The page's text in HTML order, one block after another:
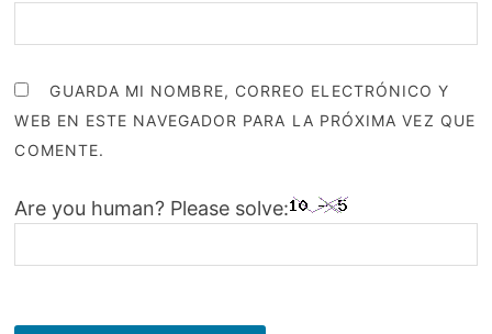
GUARDA MI NOMBRE, CORREO ELECTRÓNICO Y
WEB EN ESTE NAVEGADOR PARA LA PRÓXIMA VEZ QUE
COMENTE.
Are you human? Please solve: